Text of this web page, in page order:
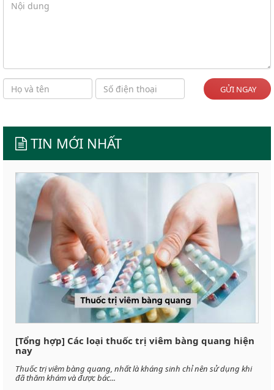
GỬI NGAY
TIN MỚI NHẤT
[Tổng hợp] Các loại thuốc trị viêm bàng quang hiện
nay
Thuốc trị viêm bàng quang, nhất là kháng sinh chỉ nên sử dụng khi
đã thăm khám và được bác...